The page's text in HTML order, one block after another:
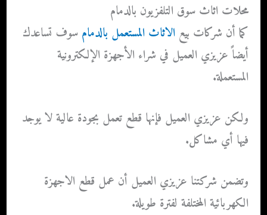
محلات اثاث سوق التلفزيون بالدمام
كما أن شركات بيع الاثاث المستعمل بالدمام سوف تساعدك
أيضاً عزيزي العميل في شراء الأجهزة الإلكترونية
المستعملة.
ولكن عزيزي العميل فإنها قطع تعمل بجودة عالية لا يوجد
فيها أي مشاكل.
وتضمن شركتنا عزيزي العميل أن عمل قطع الاجهزة
الكهربائية المختلفة لفترة طويلة.